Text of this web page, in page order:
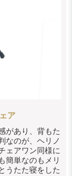
ア
があり、背もた
なのが、ヘリノ
ェアワン同様に
簡単なのもメリ
うたた寝をした